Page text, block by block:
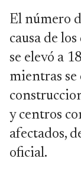
El número
causa de
se elevó a
mientras se
y centros
afectados,
oficial.